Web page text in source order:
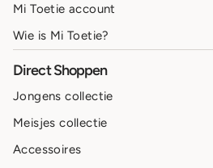
Mi Toetie account
Wie is Mi Toetie?
Direct Shoppen
Jongens collectie
Meisjes collectie
Accessoires